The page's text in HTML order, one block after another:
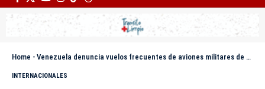
Home - Venezuela denuncia vuelos frecuentes de aviones militares de EE.UU. cerca de sus costas en plena tensión en el Caribe
INTERNACIONALES